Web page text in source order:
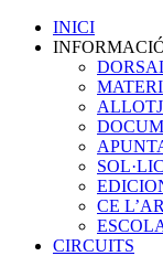
INICI
CE
CIRCUITS